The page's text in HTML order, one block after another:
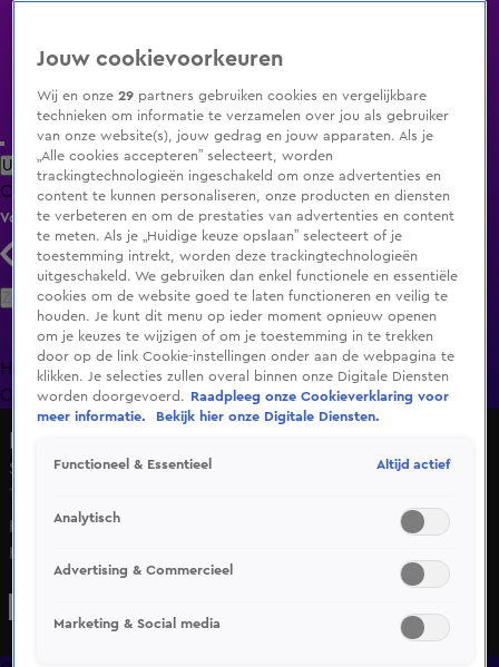
Uitzending Gemist Populaire programma's Zenders Genres
ClipsFilmsRadioSmart TV inlogShop
Volg KIJK
Zoeken
HomeUitzending Gemist Programma's De Bondgenoten
OranjezomerLivestreamsShop
Seizoen 4, aflevering 11
16 jan 2023, 19:34
Het is vandaag de meest deprimerende dag van het jaar.
Hoe gaan we daarmee om? De Australian Open is
begonnen, in het profvoetbal wordt behoorlijk gegokt en
vanavond: Heleen van Royen, Raymond Mens, Diana Kuip,
John van Lottum en Pieter de Waard.
Jouw cookievoorkeuren
Wij en onze29 partners gebruiken cookies en vergelijkbare
technieken om informatie te verzamelen over jou als gebruiker
van onze website(s), jouw gedrag en jouw apparaten. Als je
„Alle cookies accepteren” selecteert, worden
trackingtechnologieën ingeschakeld om onze advertenties en
content te kunnen personaliseren, onze producten en diensten
te verbeteren en om de prestaties van advertenties en content
te meten. Als je „Huidige keuze opslaan” selecteert of je
toestemming intrekt, worden deze trackingtechnologieën
uitgeschakeld. We gebruiken dan enkel functionele en essentiële
cookies om de website goed te laten functioneren en veilig te
houden. Je kunt dit menu op ieder moment opnieuw openen
om je keuzes te wijzigen of om je toestemming in te trekken
door op de link Cookie-instellingen onder aan de webpagina te
klikken. Je selecties zullen overal binnen onze Digitale Diensten
worden doorgevoerd.
Raadpleeg onze Cookieverklaring voor
meer informatie.
Bekijk hier onze Digitale Diensten.
Functioneel & Essentieel Altijd actief
Analytisch
Advertising & Commercieel
Marketing & Social media